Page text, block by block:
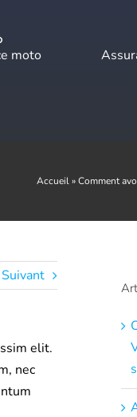
moto
Accueil»Comment
Suivant
elit.
nec